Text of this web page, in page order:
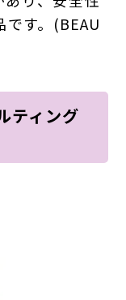
す。(BEAU
ティング